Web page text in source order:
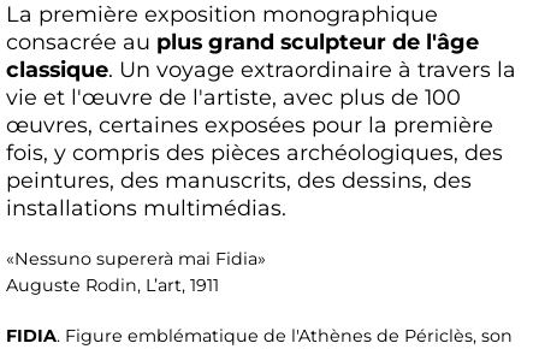
La première exposition monographique
consacrée au plus grand sculpteur de l'âge
classique. Un voyage extraordinaire à travers la
vie et l'œuvre de l'artiste, avec plus de 100
œuvres, certaines exposées pour la première
fois, y compris des pièces archéologiques, des
peintures, des manuscrits, des dessins, des
installations multimédias.
«Nessuno supererà mai Fidia»
Auguste Rodin, L’art, 1911
FIDIA. Figure emblématique de l'Athènes de Périclès, son